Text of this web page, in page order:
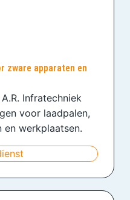
zware apparaten en
Infratechniek
voor laadpalen,
en werkplaatsen.